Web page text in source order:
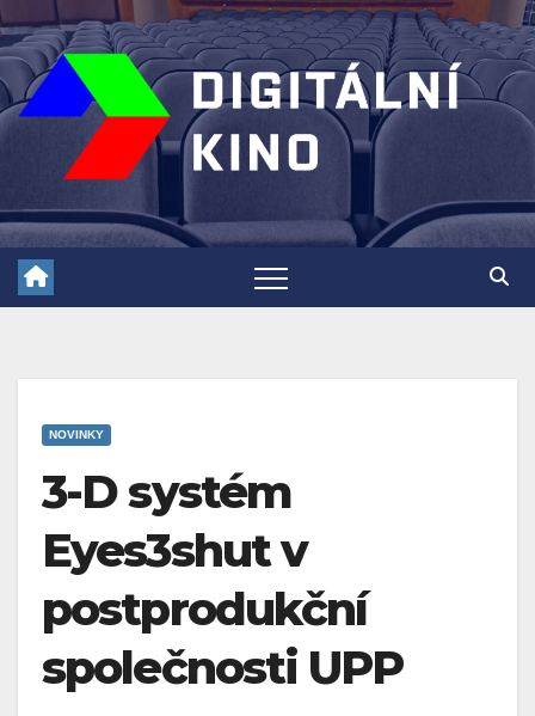
Skip
to
content
NOVINKY
3-D systém
Eyes3shut v
postprodukční
společnosti UPP